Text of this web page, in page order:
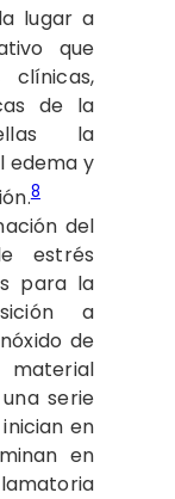
lugar a
que
clínicas,
de la
la
edema y
8
del
estrés
para la
a
de
serie
en
en